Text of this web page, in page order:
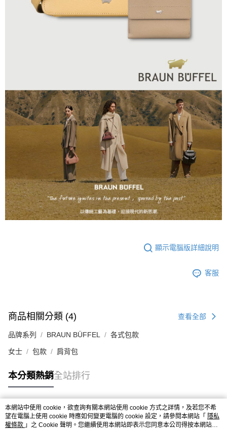
顯示電腦版詳細說明
客服
商品相關分類 (4) 查看全部
品牌系列 BRAUN BÜFFEL 各式包款
女士 包款 肩背包
本分類熱銷全站排行
熱門標籤
本網站中使用 cookie，欲查詢有關本網站使用 cookie 方式之詳情，及若您不希
望在電腦上使用 cookie 時應如何變更電腦的 cookie 設定，請參閱本網站「 隱私
權條款 」之 Cookie 聲明。您繼續使用本網站即表示您同意本公司得按本網站使